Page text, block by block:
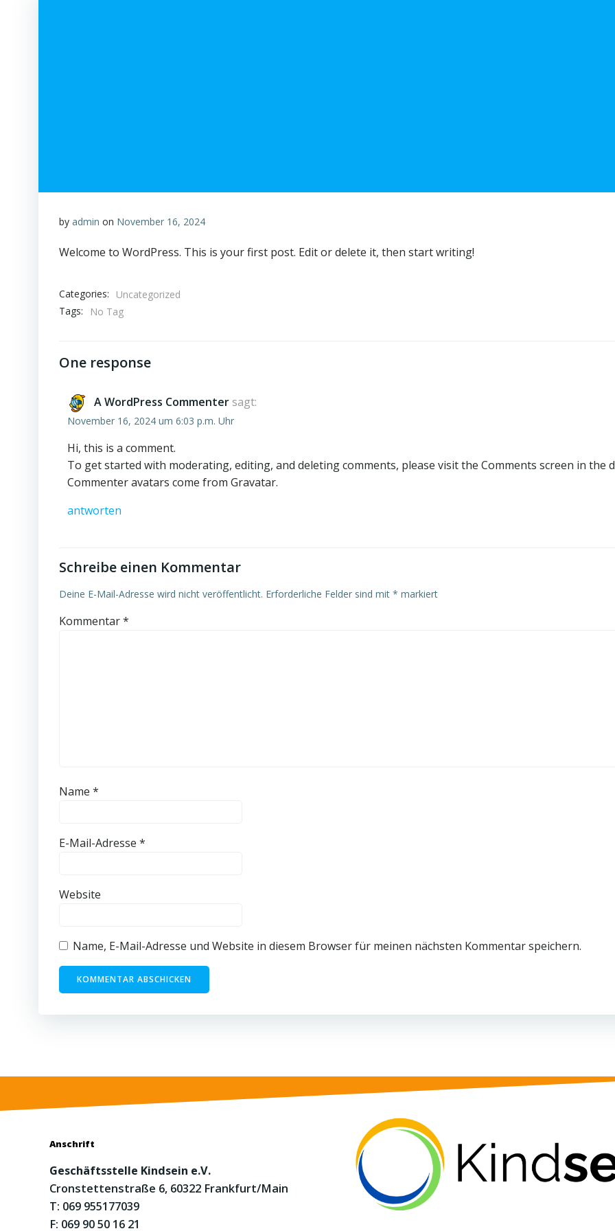
by admin on November 16, 2024
Welcome to WordPress. This is your first post. Edit or delete it, then start writing!
Categories:
Uncategorized
Tags:
No Tag
One response
A WordPress Commenter sagt:
November 16, 2024 um 6:03 p.m. Uhr
Hi, this is a comment.
To get started with moderating, editing, and deleting comments, please visit the Comments screen in the
Commenter avatars come from Gravatar.
antworten
Schreibe einen Kommentar
Deine E-Mail-Adresse wird nicht veröffentlicht. Erforderliche Felder sind mit * markiert
Kommentar*
Name *
E-Mail-Adresse *
Website
Name, E-Mail-Adresse und Website in diesem Browser für meinen nächsten Kommentar speichern.
Anschrift
Geschäftsstelle Kindsein e.V.
Cronstettenstraße 6, 60322 Frankfurt/Main
T: 069 955177039
F: 069 90 50 16 21